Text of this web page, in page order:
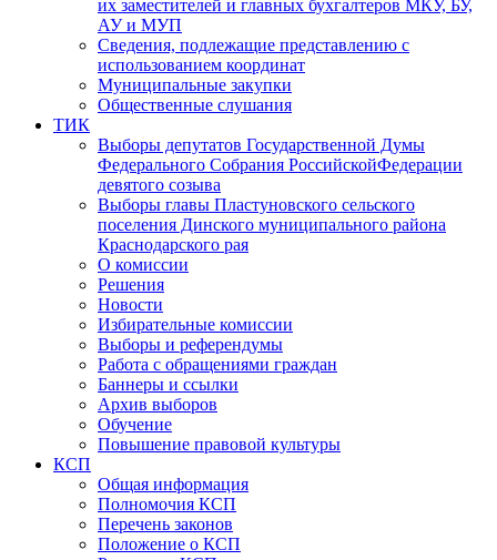
их заместителей и главных бухгалтеров МКУ, БУ,
АУ и МУП
Сведения, подлежащие представлению с
использованием координат
Муниципальные закупки
Общественные слушания
ТИК
Выборы депутатов Государственной Думы
Федерального Собрания РоссийскойФедерации
девятого созыва
Выборы главы Пластуновского сельского
поселения Динского муниципального района
Краснодарского рая
О комиссии
Решения
Новости
Избирательные комиссии
Выборы и референдумы
Работа с обращениями граждан
Баннеры и ссылки
Архив выборов
Обучение
Повышение правовой культуры
КСП
Общая информация
Полномочия КСП
Перечень законов
Положение о КСП